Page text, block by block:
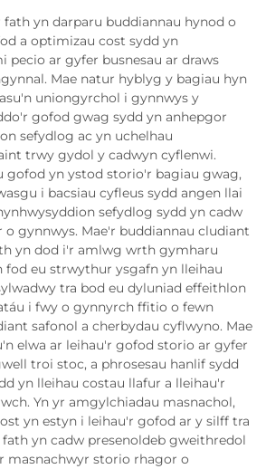
fath yn darparu buddiannau hynod o
a optimizau cost sydd yn
pecio ar gyfer busnesau ar draws
Mae natur hyblyg y bagiau hyn
uniongyrchol i gynnwys y
gofod gwag sydd yn anhepgor
sefydlog ac yn uchelhau
trwy gydol y cadwyn cyflenwi.
gofod yn ystod storio'r bagiau gwag,
i bacsiau cyfleus sydd angen llai
sefydlog sydd yn cadw
o gynnwys. Mae'r buddiannau cludiant
yn dod i'r amlwg wrth gymharu
fod eu strwythur ysgafn yn lleihau
tra bod eu dyluniad effeithlon
i fwy o gynnyrch ffitio o fewn
safonol a cherbydau cyflwyno. Mae
elwa ar leihau'r gofod storio ar gyfer
troi stoc, a phrosesau hanlif sydd
yn lleihau costau llafur a lleihau'r
Yn yr amgylchiadau masnachol,
yn estyn i leihau'r gofod ar y silff tra
yn cadw presenoldeb gweithredol
masnachwyr storio rhagor o